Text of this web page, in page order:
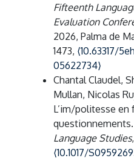
Fifteenth
Evaluation
2026, Palma de
1473, ⟨10.63317/
05622734⟩
Chantal Claudel,
Mullan, Nicolas
L’im/politesse en
questionnements.
Language Studies
⟨10.1017/